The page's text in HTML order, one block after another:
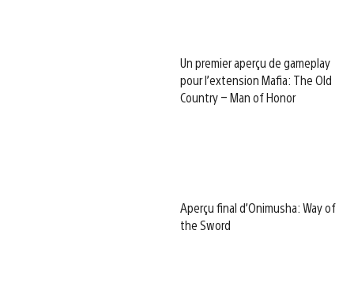
Un premier aperçu de gameplay
pour l’extension Mafia: The Old
Country – Man of Honor
Aperçu final d’Onimusha: Way of
the Sword